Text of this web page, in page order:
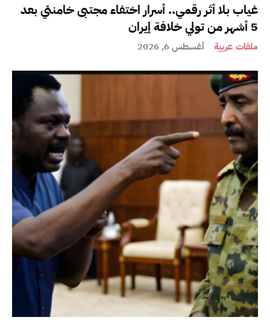
غياب بلا أثر رقمي.. أسرار اختفاء مجتبى خامنئي بعد
5 أشهر من تولي خلافة إيران
ملفات عربية أغسطس 6, 2026